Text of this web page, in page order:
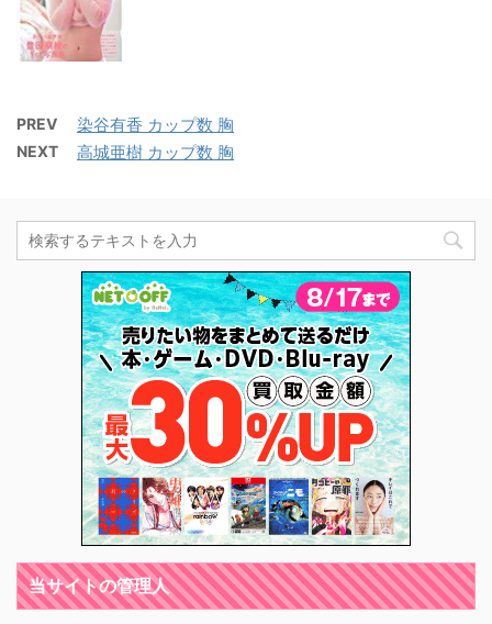
PREV 染谷有香 カップ数 胸
NEXT 高城亜樹 カップ数 胸
当サイトの管理人